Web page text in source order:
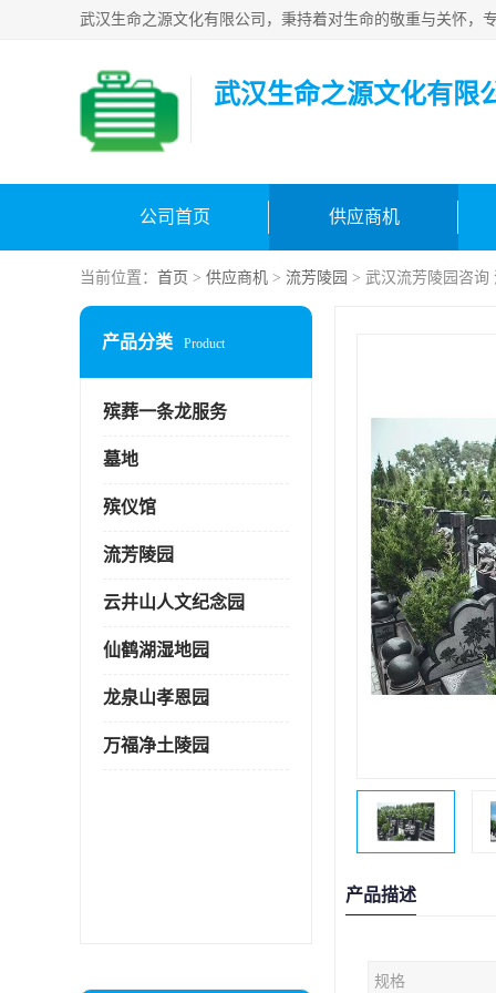
武汉生命之源文化有限
公司首页 供应商机
当前位置： 首页 > 供应商机 > 流芳陵园 > 武汉流芳陵园咨询
产品分类 Product
殡葬一条龙服务
墓地
殡仪馆
流芳陵园
云井山人文纪念园
仙鹤湖湿地园
龙泉山孝恩园
万福净土陵园
产品描述
规格